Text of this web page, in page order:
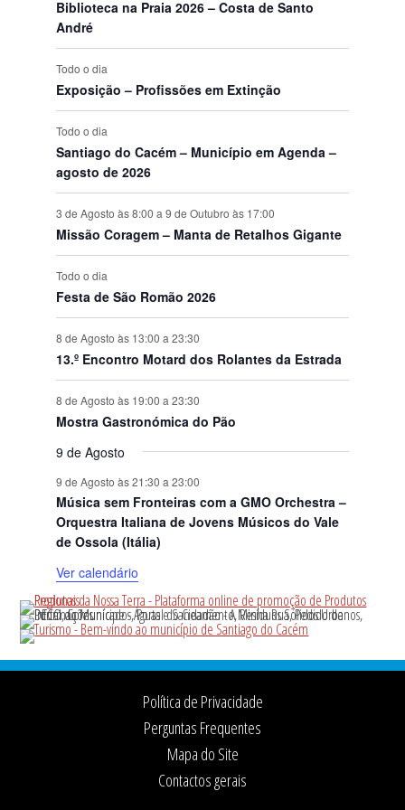
e
n
t
o
s
o
s
o
o
o
o
o
t
o
s
o
o
o
o
o
o
Biblioteca na Praia 2026 – Costa de Santo
André
Todo o dia
Exposição – Profissões em Extinção
Todo o dia
Santiago do Cacém – Município em Agenda –
agosto de 2026
3 de Agosto às 8:00 a 9 de Outubro às 17:00
Missão Coragem – Manta de Retalhos Gigante
Todo o dia
Festa de São Romão 2026
8 de Agosto às 13:00 a 23:30
13.º Encontro Motard dos Rolantes da Estrada
8 de Agosto às 19:00 a 23:30
Mostra Gastronómica do Pão
9 de Agosto
9 de Agosto às 21:30 a 23:00
Música sem Fronteiras com a GMO Orchestra –
Orquestra Italiana de Jovens Músicos do Vale
de Ossola (Itália)
Ver calendário
Footer
Política de Privacidade
Perguntas Frequentes
Mapa do Site
Contactos gerais